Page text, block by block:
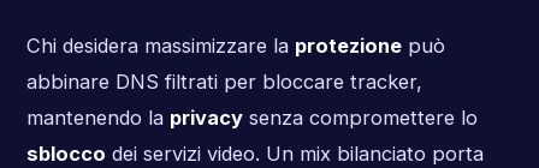
Chi desidera massimizzare la protezionepuò
abbinare DNS filtrati per bloccare tracker,
mantenendo la privacysenza compromettere lo
sblocco dei servizi video. Un mix bilanciato porta